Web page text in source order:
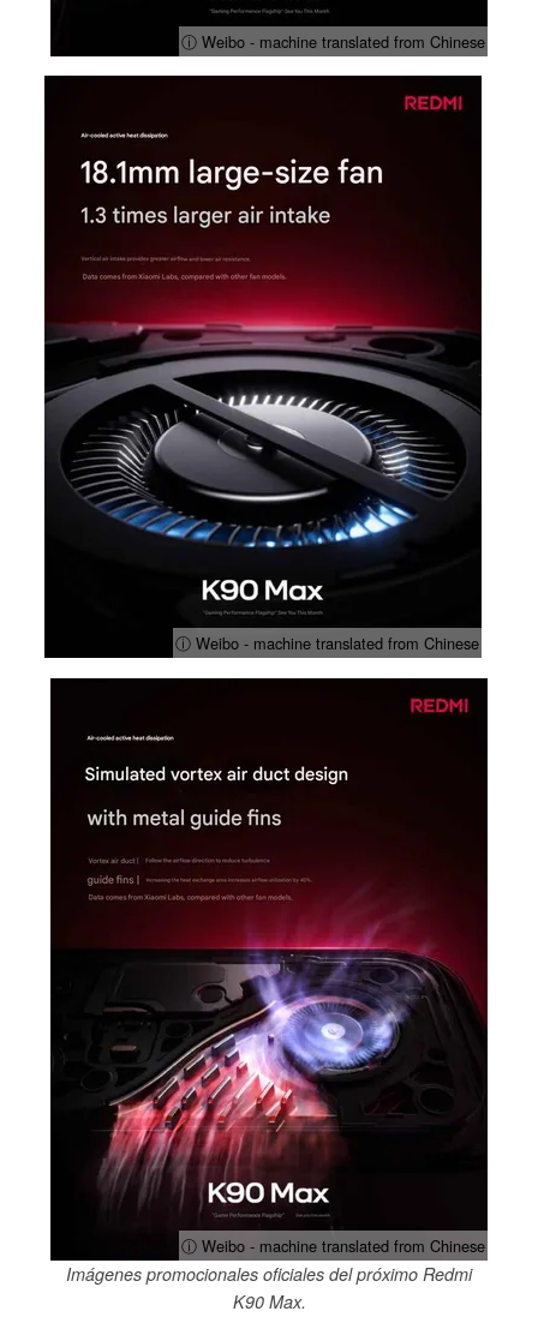
ⓘ Weibo - machine translated from Chinese
ⓘ Weibo - machine translated from Chinese
ⓘ Weibo - machine translated from Chinese
Imágenes promocionales oficiales del próximo Redmi
K90 Max.